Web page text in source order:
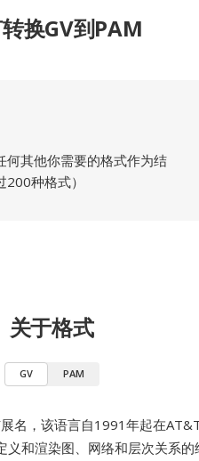
换GV到PAM
何其他你需要的格式作为结
种格式）
关于格式
GV PAM
名，该语言自1991年起在
和渲染图、网络和层次关系的